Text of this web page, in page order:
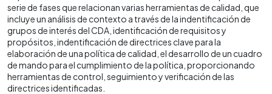
serie de fases que relacionan varias herramientas de calidad, que
incluye un análisis de contexto a través de la indentificación de
grupos de interés del CDA, identificación de requisitos y
propósitos, indentificación de directrices clave para la
elaboración de una política de calidad, el desarrollo de un cuadro
de mando para el cumplimiento de la política, proporcionando
herramientas de control, seguimiento y verificación de las
directrices identificadas.